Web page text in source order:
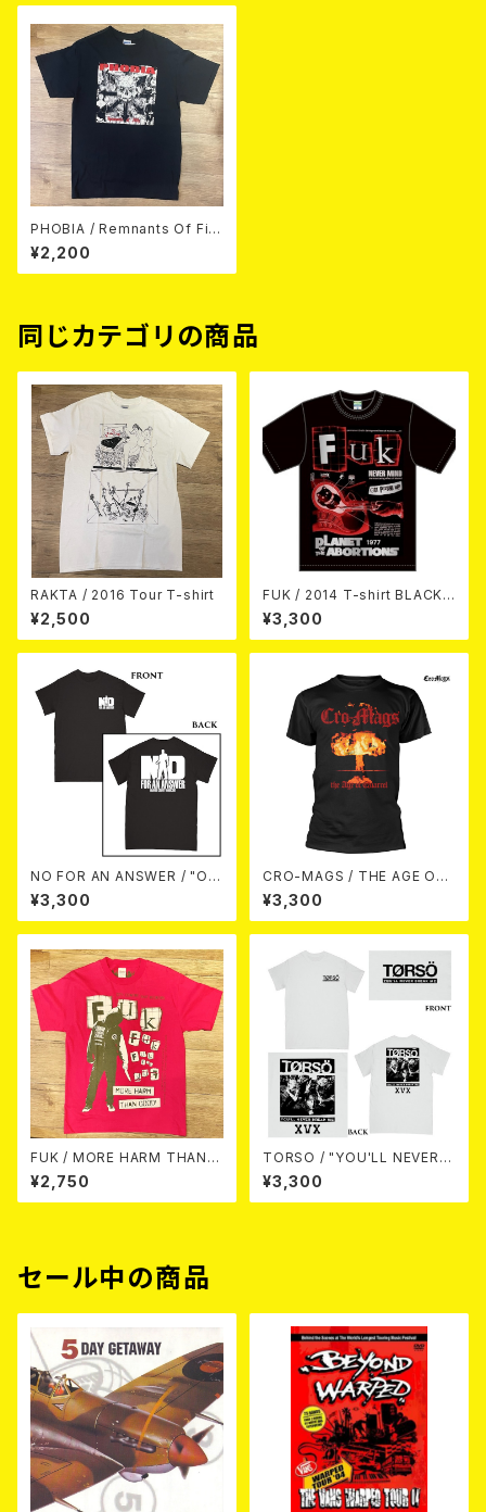
PHOBIA / Remnants Of Filt
h T-shirt
¥2,200
同じカテゴリの商品
RAKTA / 2016 Tour T-shirt
¥2,500
FUK / 2014 T-shirt BLACK/
SILVER/RED
¥3,300
NO FOR AN ANSWER / "OR
ANGE COUNTY HARDCORE
(BLACK)" - T-SHIRT (S)
¥3,300
CRO-MAGS / THE AGE OF
QUARREL T-SHIRT (M)
¥3,300
FUK / MORE HARM THAN G
OOD(PINK) T-shirt
¥2,750
TORSO / "YOU'LL NEVER B
REAK ME" - T-SHIRT
¥3,300
セール中の商品